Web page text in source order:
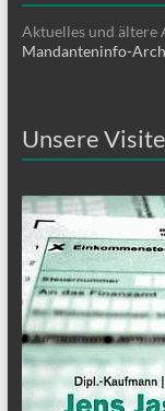
Aktuelles und ältere
Mandanteninfo-
Unsere